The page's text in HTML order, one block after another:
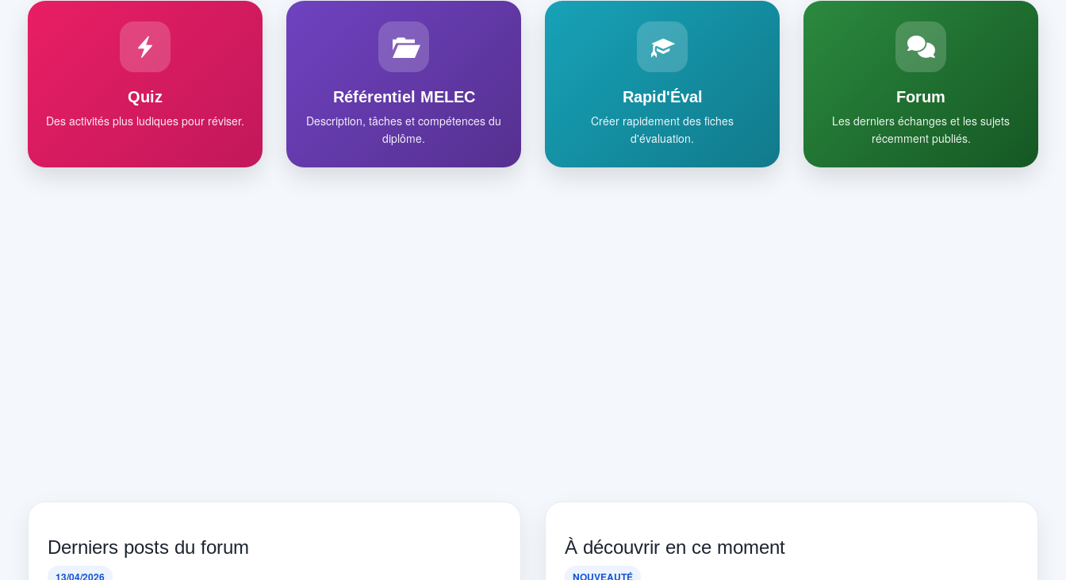
Quiz
Des activités plus ludiques pour réviser.
Référentiel MELEC
Description, tâches et compétences du
diplôme.
Rapid'Éval
Créer rapidement des fiches
d'évaluation.
Forum
Les derniers échanges et les sujets
récemment publiés.
Derniers posts du forum
13/04/2026
À découvrir en ce moment
NOUVEAUTÉ